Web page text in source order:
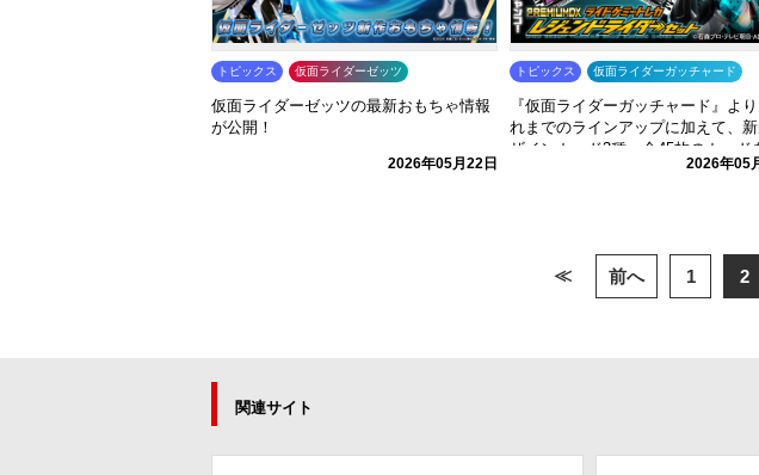
トピックス 仮面ライダーゼッツ
仮面ライダーゼッツの最新おもちゃ情報
が公開！
2026年05月22日
トピックス 仮面ライダーガッチャード
『仮面ライダーガッチャード』より
れまでのラインアップに加えて、新
ザインカード3種、全45枚のカード
録した「PREMIUM DX ライドケミ
2026年05
≪ 前へ 1 2
関連サイト